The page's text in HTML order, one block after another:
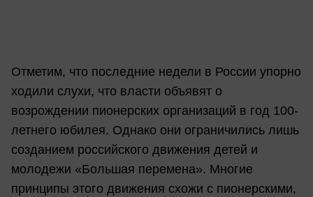
Отметим, что последние недели в России упорно
ходили слухи, что власти объявят о
возрождении пионерских организаций в год 100-
летнего юбилея. Однако они ограничились лишь
созданием российского движения детей и
молодежи «Большая перемена». Многие
принципы этого движения схожи с пионерскими,